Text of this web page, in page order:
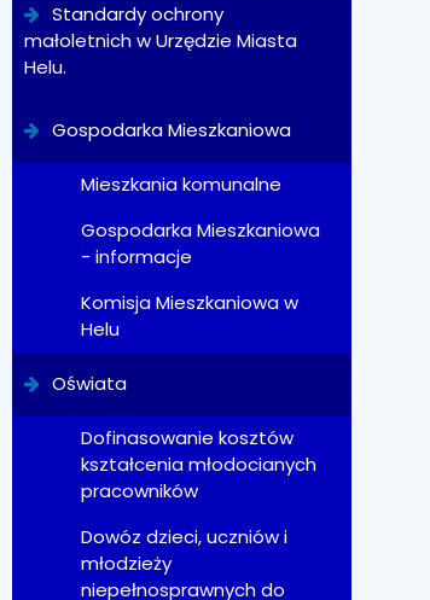
Standardy ochrony
małoletnich w Urzędzie Miasta
Helu.
Gospodarka Mieszkaniowa
Mieszkania komunalne
Gospodarka Mieszkaniowa
- informacje
Komisja Mieszkaniowa w
Helu
Oświata
Dofinasowanie kosztów
kształcenia młodocianych
pracowników
Dowóz dzieci, uczniów i
młodzieży
niepełnosprawnych do